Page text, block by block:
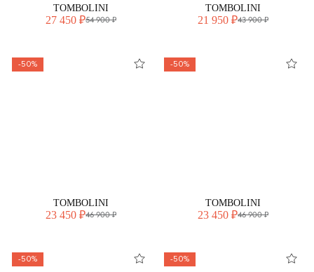
TOMBOLINI
27 450 ₽54 900 ₽
TOMBOLINI
21 950 ₽43 900 ₽
-50%
TOMBOLINI
23 450 ₽46 900 ₽
-50%
TOMBOLINI
23 450 ₽46 900 ₽
-50% -50%